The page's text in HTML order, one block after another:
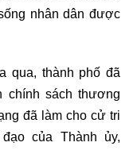
nhân dân được
qua, thành phố đã
chính sách thương
đã làm cho cử tri
của Thành ủy,